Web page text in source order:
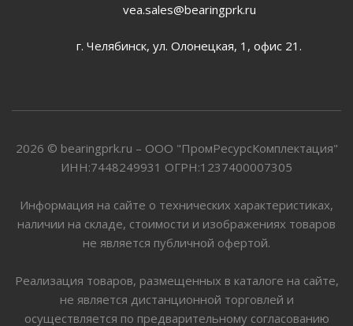
vea.sales@bearingprk.ru
г. Челябинск, ул. Олонецкая, 1, офис 21.
2026 © bearingprk.ru – ООО "ПромРесурсКомплектация"
ИНН:7448249931 ОГРН:1237400007305
Информация на сайте о технических характеристиках,
наличии на складе, стоимости и изображениях товаров
не является публичной офертой.
Реализация товаров, размещенных в каталоге на сайте,
не является дистанционной торговлей и
осуществляется по предварительному согласованию